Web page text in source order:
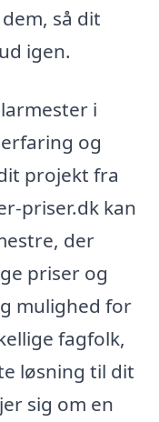
så dit
igen.
i
og
projekt fra
priser.dk kan
der
priser og
mulighed for
fagfolk,
løsning til dit
sig om en